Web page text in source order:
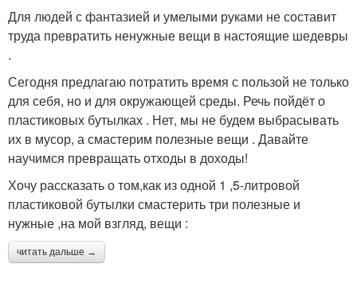
Для людей с фантазией и умелыми руками не составит
труда превратить ненужные вещи в настоящие шедевры
.
Сегодня предлагаю потратить время с пользой не только
для себя, но и для окружающей среды. Речь пойдёт о
пластиковых бутылках . Нет, мы не будем выбрасывать
их в мусор, а смастерим полезные вещи . Давайте
научимся превращать отходы в доходы!
Хочу рассказать о том,как из одной 1 ,5-литровой
пластиковой бутылки смастерить три полезные и
нужные ,на мой взгляд, вещи :
читать дальше →